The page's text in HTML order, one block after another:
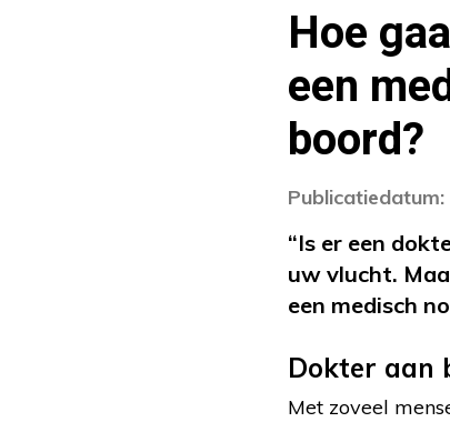
Hoe
een
boord?
“Is er een
uw vlucht.
een medisch
Dokter aan
Met zoveel